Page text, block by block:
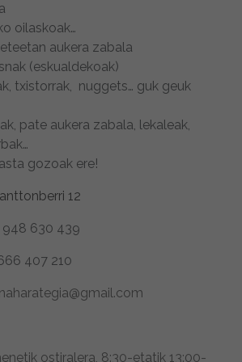
oilaskoak…
aukera zabala
(eskualdekoak)
txistorrak, nuggets… guk geuk
pate aukera zabala, lekaleak,
gozoak ere!
12
948 630 439
407 210
ostiralera, 8:30-etatik 13:00-